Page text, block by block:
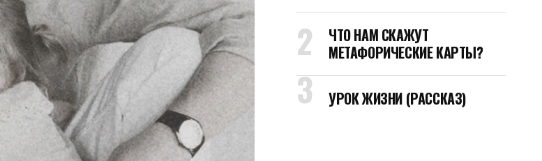
ЧТО НАМ СКАЖУТ
МЕТАФОРИЧЕСКИЕ КАРТЫ?
УРОК ЖИЗНИ (РАССКАЗ)